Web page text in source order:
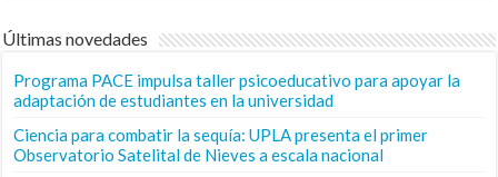
Últimas novedades
Programa PACE impulsa taller psicoeducativo para apoyar la
adaptación de estudiantes en la universidad
Ciencia para combatir la sequía: UPLA presenta el primer
Observatorio Satelital de Nieves a escala nacional